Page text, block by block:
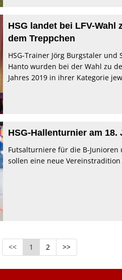
HSG landet bei LFV-Wahl
dem Treppchen
HSG-Trainer Jörg Burgstaler und
Hanto wurden bei der Wahl zu
Jahres 2019 in ihrer Kategorie
HSG-Hallenturnier am 18.
Futsalturniere für die B-Junioren
sollen eine neue
<< 1 2 >>